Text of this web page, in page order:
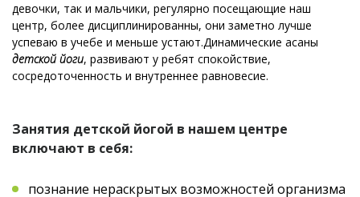
девочки, так и мальчики, регулярно посещающие наш
центр, более дисциплинированны, они заметно лучше
успеваю в учебе и меньше устают.Динамические асаны
детской йоги, развивают у ребят спокойствие,
сосредоточенность и внутреннее равновесие.
Занятия детской йогой в нашем центре
включают в себя:
познание нераскрытых возможностей организма